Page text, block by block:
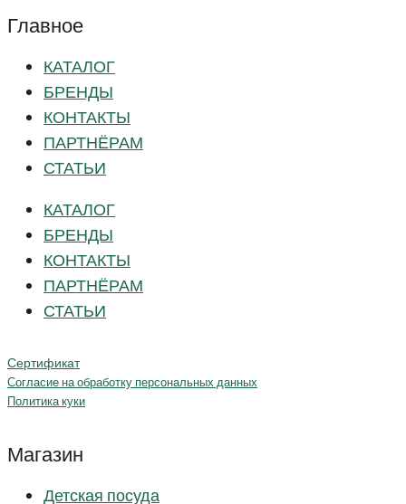
Главное
КАТАЛОГ
БРЕНДЫ
КОНТАКТЫ
ПАРТНЁРАМ
СТАТЬИ
КАТАЛОГ
БРЕНДЫ
КОНТАКТЫ
ПАРТНЁРАМ
СТАТЬИ
Сертификат
Согласие на обработку персональных данных
Политика куки
Магазин
Детская посуда